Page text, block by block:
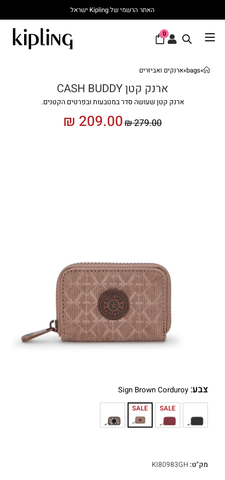
האתר הרשמי של Kipling ישראל
0
»
bags
»ארנקים ואביזרים
ארנק קטן CASH BUDDY
ארנק קטן שעושה סדר במטבעות ובפרטים הקטנים.
₪279.00
₪ 209.00
צבע:
Sign Brown Corduroy
SALE
SALE
מק"ט: KI80983GH